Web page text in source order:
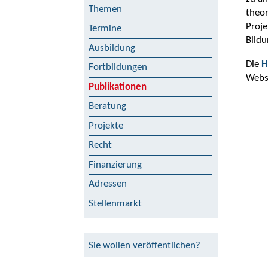
Themen
Termine
Ausbildung
Fortbildungen
Publikationen
Beratung
Projekte
Recht
Finanzierung
Adressen
Stellenmarkt
Sie wollen veröffentlichen?
Die